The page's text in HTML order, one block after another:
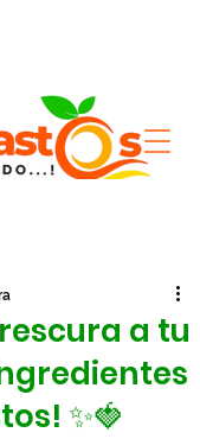
a tu
✨🍓